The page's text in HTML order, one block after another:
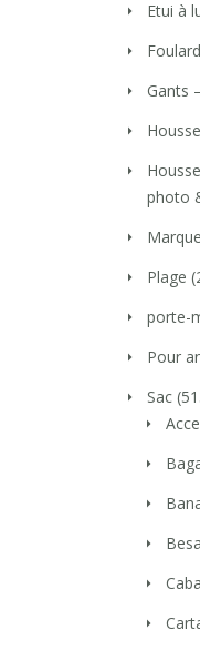
Etui à
Gants
photo
Plage
porte-
Pour
Sac